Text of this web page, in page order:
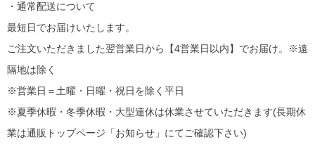
・通常配送について
最短日でお届けいたします。
ご注文いただきました翌営業日から【4営業日以内】でお届け。※遠
隔地は除く
※営業日＝土曜・日曜・祝日を除く平日
※夏季休暇・冬季休暇・大型連休は休業させていただきます(長期休
業は通販トップページ「お知らせ」にてご確認下さい)